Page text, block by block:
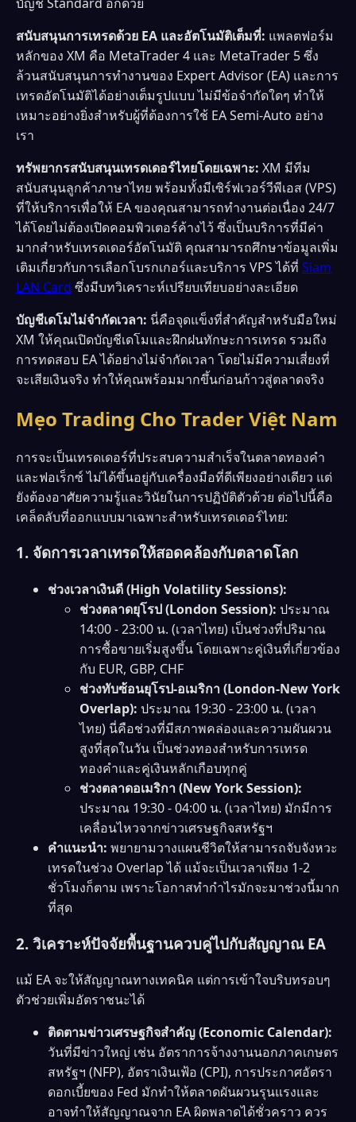
สนับสนุนการเทรดด้วย EA และอัตโนมัติเต็มที่: แพลตฟอร์ม
หลักของ XM คือ MetaTrader 4 และ MetaTrader 5 ซึ่ง
ล้วนสนับสนุนการทำงานของ Expert Advisor (EA) และการ
เทรดอัตโนมัติได้อย่างเต็มรูปแบบ ไม่มีข้อจำกัดใดๆ ทำให้
เหมาะอย่างยิ่งสำหรับผู้ที่ต้องการใช้ EA Semi-Auto อย่าง
เรา
ทรัพยากรสนับสนุนเทรดเดอร์ไทยโดยเฉพาะ: XM มีทีม
สนับสนุนลูกค้าภาษาไทย พร้อมทั้งมีเซิร์ฟเวอร์วีพีเอส (VPS)
ที่ให้บริการเพื่อให้ EA ของคุณสามารถทำงานต่อเนื่อง 24/7
ได้โดยไม่ต้องเปิดคอมพิวเตอร์ค้างไว้ ซึ่งเป็นบริการที่มีค่า
มากสำหรับเทรดเดอร์อัตโนมัติ คุณสามารถศึกษาข้อมูลเพิ่ม
เติมเกี่ยวกับการเลือกโบรกเกอร์และบริการ VPS ได้ที่ Siam
LAN Card ซึ่งมีบทวิเคราะห์เปรียบเทียบอย่างละเอียด
บัญชีเดโมไม่จำกัดเวลา: นี่คือจุดแข็งที่สำคัญสำหรับมือใหม่
XM ให้คุณเปิดบัญชีเดโมและฝึกฝนทักษะการเทรด รวมถึง
การทดสอบ EA ได้อย่างไม่จำกัดเวลา โดยไม่มีความเสี่ยงที่
จะเสียเงินจริง ทำให้คุณพร้อมมากขึ้นก่อนก้าวสู่ตลาดจริง
Mẹo Trading Cho Trader Việt Nam
การจะเป็นเทรดเดอร์ที่ประสบความสำเร็จในตลาดทองคำ
และฟอเร็กซ์ ไม่ได้ขึ้นอยู่กับเครื่องมือที่ดีเพียงอย่างเดียว แต่
ยังต้องอาศัยความรู้และวินัยในการปฏิบัติตัวด้วย ต่อไปนี้คือ
เคล็ดลับที่ออกแบบมาเฉพาะสำหรับเทรดเดอร์ไทย:
1. จัดการเวลาเทรดให้สอดคล้องกับตลาดโลก
ช่วงเวลาเงินดี (High Volatility Sessions):
ช่วงตลาดยุโรป (London Session): ประมาณ
14:00 - 23:00 น. (เวลาไทย) เป็นช่วงที่ปริมาณ
การซื้อขายเริ่มสูงขึ้น โดยเฉพาะคู่เงินที่เกี่ยวข้อง
กับ EUR, GBP, CHF
ช่วงทับซ้อนยุโรป-อเมริกา (London-New York
Overlap): ประมาณ 19:30 - 23:00 น. (เวลา
ไทย) นี่คือช่วงที่มีสภาพคล่องและความผันผวน
สูงที่สุดในวัน เป็นช่วงทองสำหรับการเทรด
ทองคำและคู่เงินหลักเกือบทุกคู่
ช่วงตลาดอเมริกา (New York Session):
ประมาณ 19:30 - 04:00 น. (เวลาไทย) มักมีการ
เคลื่อนไหวจากข่าวเศรษฐกิจสหรัฐฯ
คำแนะนำ: พยายามวางแผนชีวิตให้สามารถจับจังหวะ
เทรดในช่วง Overlap ได้ แม้จะเป็นเวลาเพียง 1-2
ชั่วโมงก็ตาม เพราะโอกาสทำกำไรมักจะมาช่วงนี้มาก
ที่สุด
2. วิเคราะห์ปัจจัยพื้นฐานควบคู่ไปกับสัญญาณ EA
แม้ EA จะให้สัญญาณทางเทคนิค แต่การเข้าใจบริบทรอบๆ
ตัวช่วยเพิ่มอัตราชนะได้
ติดตามข่าวเศรษฐกิจสำคัญ (Economic Calendar):
วันที่มีข่าวใหญ่ เช่น อัตราการจ้างงานนอกภาคเกษตร
สหรัฐฯ (NFP), อัตราเงินเฟ้อ (CPI), การประกาศอัตรา
ดอกเบี้ยของ Fed มักทำให้ตลาดผันผวนรุนแรงและ
อาจทำให้สัญญาณจาก EA ผิดพลาดได้ชั่วคราว ควร